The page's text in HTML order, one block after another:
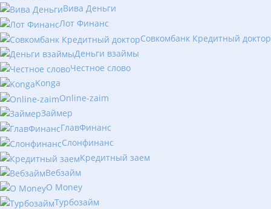
Вива Деньги
Лот Финанс
Совкомбанк Кредитный доктор
Деньги взаймы
Честное слово
Konga
Online-zaim
Займер
ГлавФинанс
Слонфинанс
Кредитный заем
Вебзайм
O Money
Турбозайм